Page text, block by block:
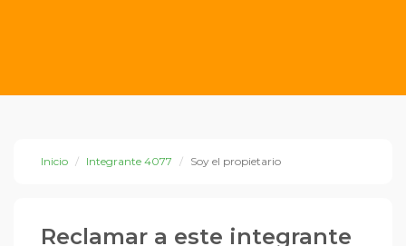
Inicio Integrante 4077 Soy el propietario
Reclamar a este integrante